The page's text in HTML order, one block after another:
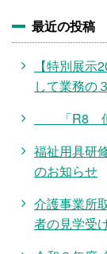
最近の投稿
【特別展
して業務の
「R8 但
福祉用具研
のお知らせ
介護事業所
者の見学受